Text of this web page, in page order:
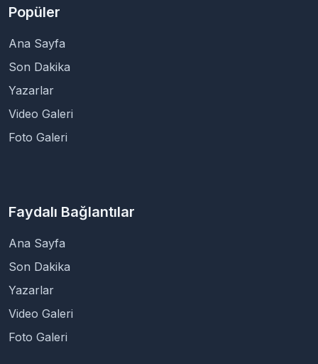
Popüler
Ana Sayfa
Son Dakika
Yazarlar
Video Galeri
Foto Galeri
Faydalı Bağlantılar
Ana Sayfa
Son Dakika
Yazarlar
Video Galeri
Foto Galeri